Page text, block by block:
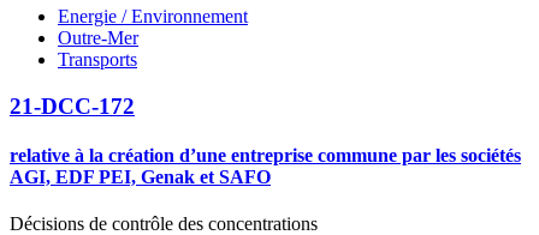
Energie / Environnement
Outre-Mer
Transports
21-DCC-172
relative à la création d’une entreprise commune par les sociétés
AGI, EDF PEI, Genak et SAFO
Décisions de contrôle des concentrations